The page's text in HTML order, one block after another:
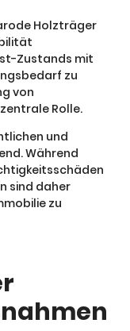
Holzträger
Zustands mit
zu
von
Rolle.
und
Während
sind daher
zu